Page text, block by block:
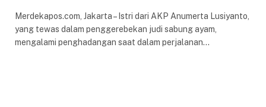
Merdekapos.com, Jakarta – Istri dari AKP Anumerta Lusiyanto,
yang tewas dalam penggerebekan judi sabung ayam,
mengalami penghadangan saat dalam perjalanan…